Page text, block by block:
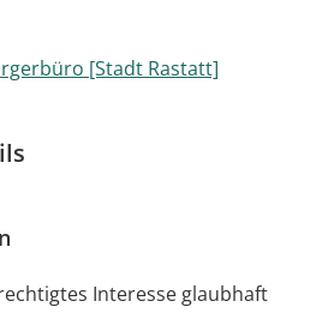
[Stadt Rastatt]
Interesse glaubhaft